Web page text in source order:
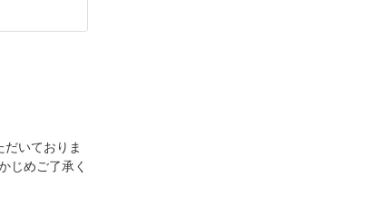
いておりま
じめご了承く